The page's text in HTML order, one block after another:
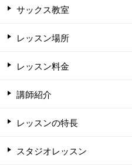
サックス教室
レッスン場所
レッスン料金
講師紹介
レッスンの特長
スタジオレッスン